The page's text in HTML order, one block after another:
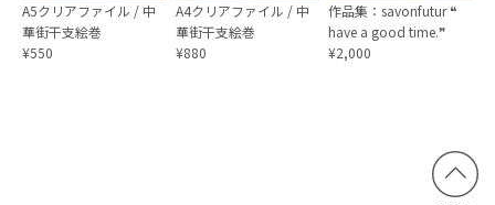
A5クリアファイル / 中
華街干支絵巻
¥550
A4クリアファイル / 中
華街干支絵巻
¥880
作品集：savonfutur ❝
have a good time.❞
¥2,000